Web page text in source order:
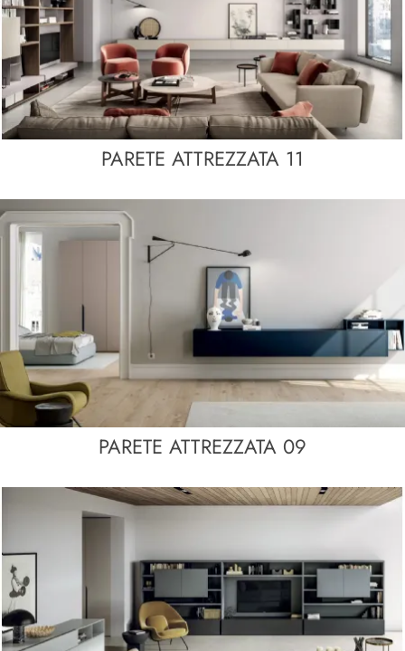
PARETE ATTREZZATA 11
PARETE ATTREZZATA 09